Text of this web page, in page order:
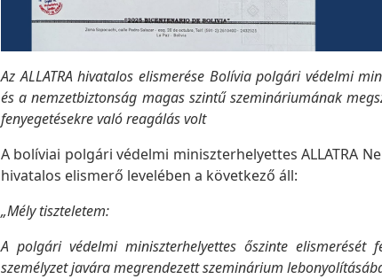
Az ALLATRA hivatalos elismerése Bolívia polgári védelmi
és a nemzetbiztonság magas szintű szemináriumának
fenyegetésekre való reagálás volt
A bolíviai polgári védelmi miniszterhelyettes ALLATRA
hivatalos elismerő levelében a következő áll:
„Mély tiszteletem:
A polgári védelmi miniszterhelyettes őszinte
személyzet javára megrendezett szeminárium